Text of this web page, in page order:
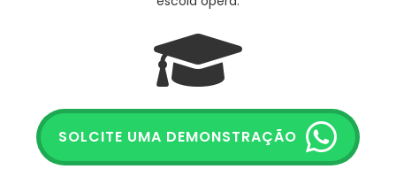
SOLCITE UMA DEMONSTRAÇÃO